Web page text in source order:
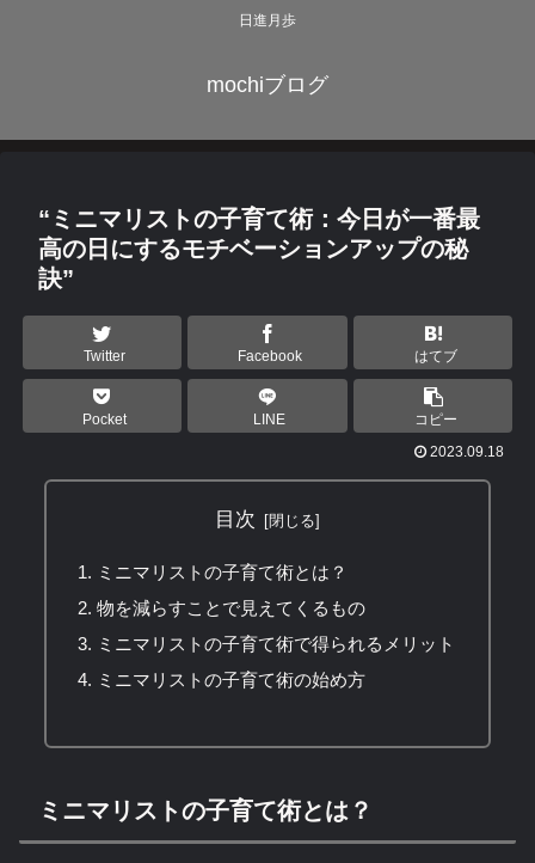
日進月歩
mochiブログ
“ミニマリストの子育て術：今日が一番最
高の日にするモチベーションアップの秘
訣”
Twitter Facebook はてブ
Pocket LINE
コピー
2023.09.18
目次
ミニマリストの子育て術とは？
物を減らすことで見えてくるもの
ミニマリストの子育て術で得られるメリット
ミニマリストの子育て術の始め方
ミニマリストの子育て術とは？